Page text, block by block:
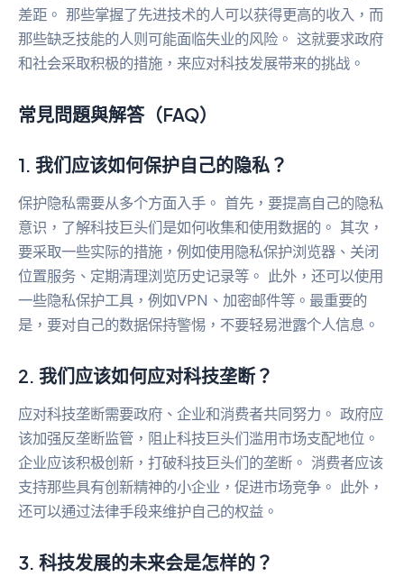
差距。 那些掌握了先进技术的人可以获得更高的收入，而
那些缺乏技能的人则可能面临失业的风险。 这就要求政府
和社会采取积极的措施，来应对科技发展带来的挑战。
常見問題與解答（FAQ）
1. 我们应该如何保护自己的隐私？
保护隐私需要从多个方面入手。 首先，要提高自己的隐私
意识，了解科技巨头们是如何收集和使用数据的。 其次，
要采取一些实际的措施，例如使用隐私保护浏览器、关闭
位置服务、定期清理浏览历史记录等。 此外，还可以使用
一些隐私保护工具，例如VPN、加密邮件等。最重要的
是，要对自己的数据保持警惕，不要轻易泄露个人信息。
2. 我们应该如何应对科技垄断？
应对科技垄断需要政府、企业和消费者共同努力。 政府应
该加强反垄断监管，阻止科技巨头们滥用市场支配地位。
企业应该积极创新，打破科技巨头们的垄断。 消费者应该
支持那些具有创新精神的小企业，促进市场竞争。 此外，
还可以通过法律手段来维护自己的权益。
3. 科技发展的未来会是怎样的？